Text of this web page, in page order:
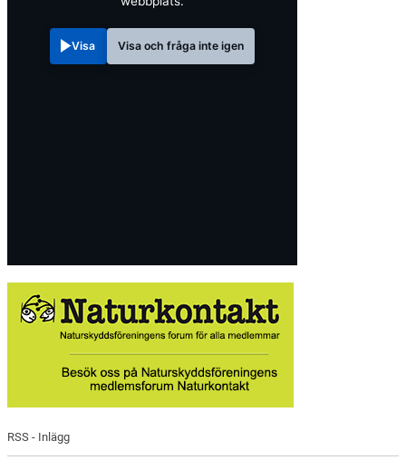
Visa Visa och fråga inte igen
RSS - Inlägg